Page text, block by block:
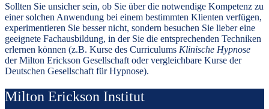
Sollten Sie unsicher sein, ob Sie über die notwendige Kompetenz zu
einer solchen Anwendung bei einem bestimmten Klienten verfügen,
experimentieren Sie besser nicht, sondern besuchen Sie lieber eine
geeignete Fachausbildung, in der Sie die entsprechenden Techniken
erlernen können (z.B. Kurse des Curriculums Klinische Hypnose
der Milton Erickson Gesellschaft oder vergleichbare Kurse der
Deutschen Gesellschaft für Hypnose).
Milton Erickson Institut